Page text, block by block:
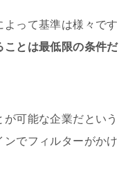
って基準は様々です
ことは最低限の条件だ
可能な企業だという
でフィルターがかけ